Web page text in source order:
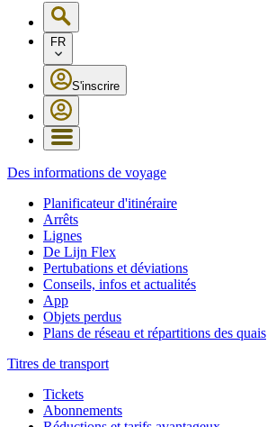
FR
S'inscrire
Des informations de voyage
Planificateur d'itinéraire
Arrêts
Lignes
De Lijn Flex
Pertubations et déviations
Conseils, infos et actualités
App
Objets perdus
Plans de réseau et répartitions des quais
Titres de transport
Tickets
Abonnements